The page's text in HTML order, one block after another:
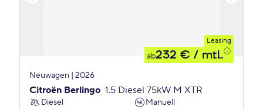
Leasing
ab232 € / mtl.
Neuwagen | 2026
Citroën Berlingo 1.5 Diesel 75kW M XTR
Diesel
Manuell